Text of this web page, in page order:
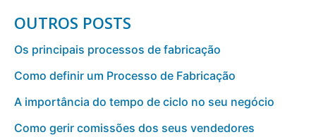
OUTROS POSTS
Os principais processos de fabricação
Como definir um Processo de Fabricação
A importância do tempo de ciclo no seu negócio
Como gerir comissões dos seus vendedores